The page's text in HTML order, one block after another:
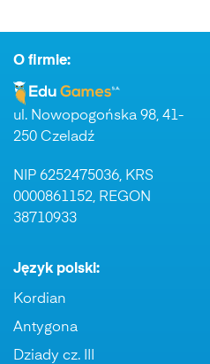
O firmie:
ul. Nowopogońska 98, 41-
250 Czeladź
NIP 6252475036, KRS
0000861152, REGON
38710933
Język polski:
Kordian
Antygona
Dziady cz. III